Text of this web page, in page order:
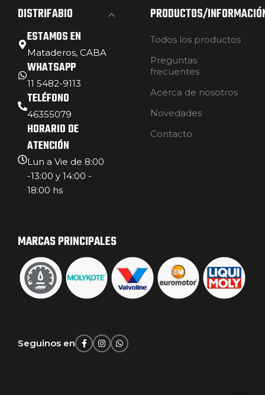
DISTRIFABIO
ESTAMOS EN
Mataderos, CABA
WHATSAPP
11 5482-9113
TELÉFONO
46355079
HORARIO DE
ATENCIÓN
Lun a Vie de 8:00
-13:00 y 14:00 -
18:00 hs
PRODUCTOS/
Todos los productos
Preguntas
frecuentes
Acerca de nosotros
Novedades
Contacto
MARCAS PRINCIPALES
Seguinos en